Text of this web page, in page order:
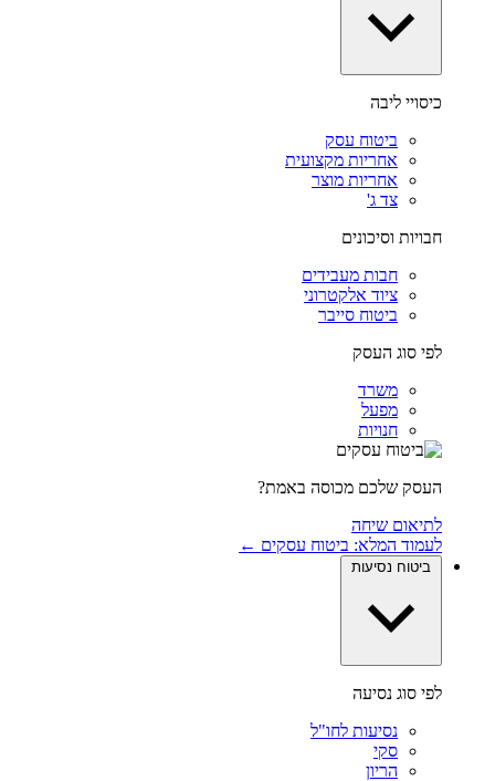
כיסויי ליבה
ביטוח עסק
אחריות מקצועית
אחריות מוצר
צד ג'
חבויות וסיכונים
חבות מעבידים
ציוד אלקטרוני
ביטוח סייבר
לפי סוג העסק
משרד
מפעל
חנויות
העסק שלכם מכוסה באמת?
לתיאום שיחה
לעמוד המלא: ביטוח עסקים ←
ביטוח נסיעות
לפי סוג נסיעה
נסיעות לחו"ל
סקי
הריון